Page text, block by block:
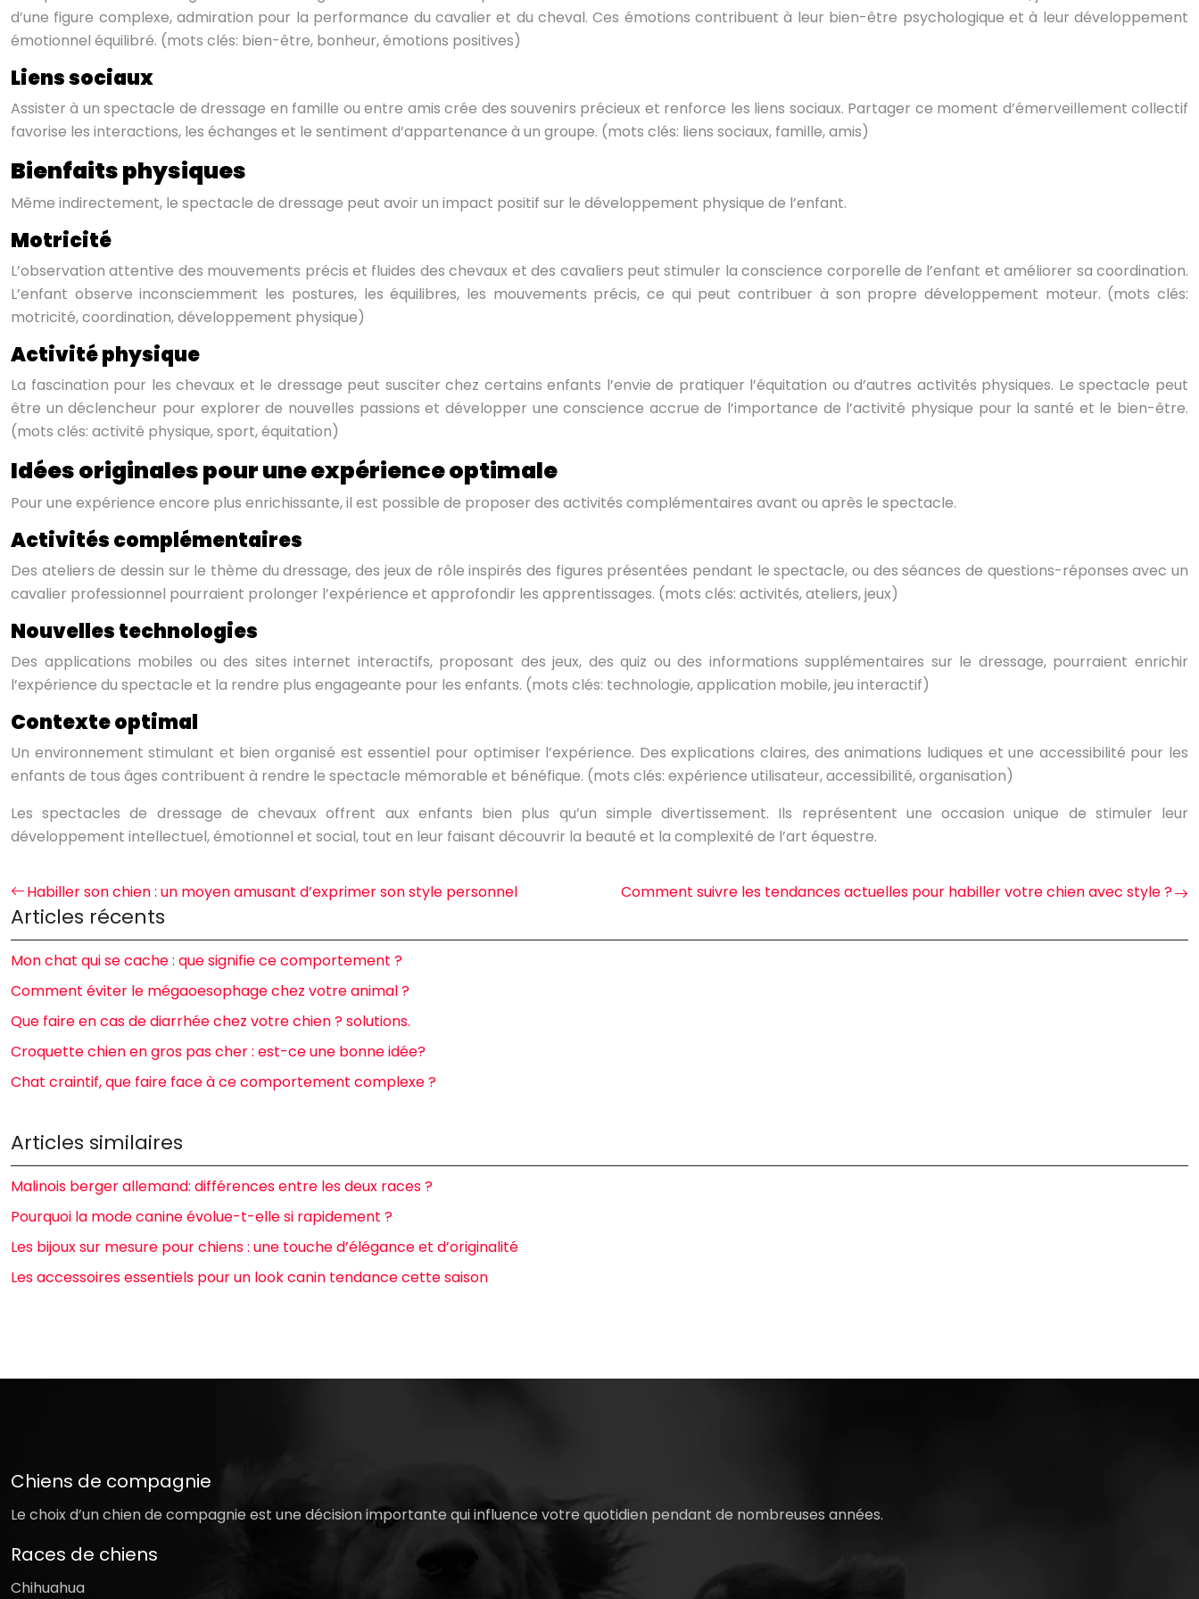
d’une figure complexe, admiration pour la performance du cavalier et du cheval. Ces émotions contribuent à leur bien-être psychologique et à leur développement
émotionnel équilibré. (mots clés: bien-être, bonheur, émotions positives)
Liens sociaux
Assister à un spectacle de dressage en famille ou entre amis crée des souvenirs précieux et renforce les liens sociaux. Partager ce moment d’émerveillement collectif
favorise les interactions, les échanges et le sentiment d’appartenance à un groupe. (mots clés: liens sociaux, famille, amis)
Bienfaits physiques
Même indirectement, le spectacle de dressage peut avoir un impact positif sur le développement physique de l’enfant.
Motricité
L’observation attentive des mouvements précis et fluides des chevaux et des cavaliers peut stimuler la conscience corporelle de l’enfant et améliorer sa coordination.
L’enfant observe inconsciemment les postures, les équilibres, les mouvements précis, ce qui peut contribuer à son propre développement moteur. (mots clés:
motricité, coordination, développement physique)
Activité physique
La fascination pour les chevaux et le dressage peut susciter chez certains enfants l’envie de pratiquer l’équitation ou d’autres activités physiques. Le spectacle peut
être un déclencheur pour explorer de nouvelles passions et développer une conscience accrue de l’importance de l’activité physique pour la santé et le bien-être.
(mots clés: activité physique, sport, équitation)
Idées originales pour une expérience optimale
Pour une expérience encore plus enrichissante, il est possible de proposer des activités complémentaires avant ou après le spectacle.
Activités complémentaires
Des ateliers de dessin sur le thème du dressage, des jeux de rôle inspirés des figures présentées pendant le spectacle, ou des séances de questions-réponses avec un
cavalier professionnel pourraient prolonger l’expérience et approfondir les apprentissages. (mots clés: activités, ateliers, jeux)
Nouvelles technologies
Des applications mobiles ou des sites internet interactifs, proposant des jeux, des quiz ou des informations supplémentaires sur le dressage, pourraient enrichir
l’expérience du spectacle et la rendre plus engageante pour les enfants. (mots clés: technologie, application mobile, jeu interactif)
Contexte optimal
Un environnement stimulant et bien organisé est essentiel pour optimiser l’expérience. Des explications claires, des animations ludiques et une accessibilité pour les
enfants de tous âges contribuent à rendre le spectacle mémorable et bénéfique. (mots clés: expérience utilisateur, accessibilité, organisation)
Les spectacles de dressage de chevaux offrent aux enfants bien plus qu’un simple divertissement. Ils représentent une occasion unique de stimuler leur
développement intellectuel, émotionnel et social, tout en leur faisant découvrir la beauté et la complexité de l’art équestre.
Habiller son chien : un moyen amusant d’exprimer son style personnel Comment suivre les tendances actuelles pour habiller votre chien avec style ?
Articles récents
Mon chat qui se cache : que signifie ce comportement ?
Comment éviter le mégaoesophage chez votre animal ?
Que faire en cas de diarrhée chez votre chien ? solutions.
Croquette chien en gros pas cher : est-ce une bonne idée?
Chat craintif, que faire face à ce comportement complexe ?
Articles similaires
Malinois berger allemand: différences entre les deux races ?
Pourquoi la mode canine évolue-t-elle si rapidement ?
Les bijoux sur mesure pour chiens : une touche d’élégance et d’originalité
Les accessoires essentiels pour un look canin tendance cette saison
Chiens de compagnie
Le choix d’un chien de compagnie est une décision importante qui influence votre quotidien pendant de nombreuses années.
Races de chiens
Chihuahua